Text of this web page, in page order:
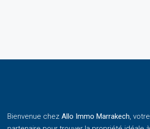
Bienvenue chez Allo Immo Marrakech, votre